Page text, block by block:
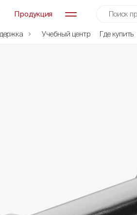
Продукция
Учебный центр Где купить